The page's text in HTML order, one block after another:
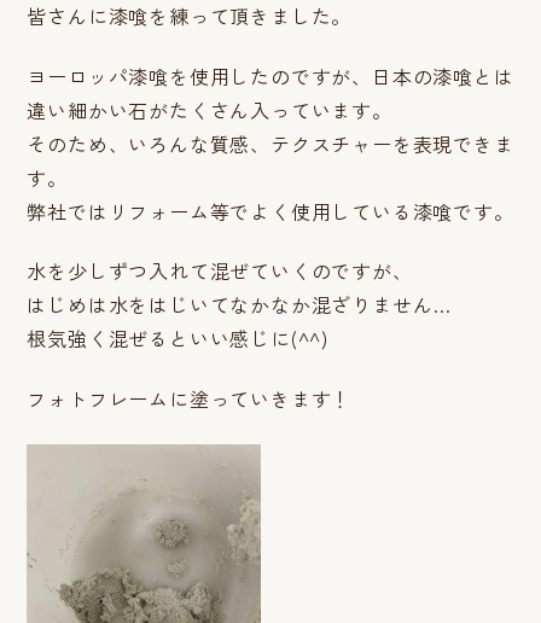
皆さんに漆喰を練って頂きました。
ヨーロッパ漆喰を使用したのですが、日本の漆喰とは
違い細かい石がたくさん入っています。
そのため、いろんな質感、テクスチャーを表現できま
す。
弊社ではリフォーム等でよく使用している漆喰です。
水を少しずつ入れて混ぜていくのですが、
はじめは水をはじいてなかなか混ざりません…
根気強く混ぜるといい感じに(^^)
フォトフレームに塗っていきます！